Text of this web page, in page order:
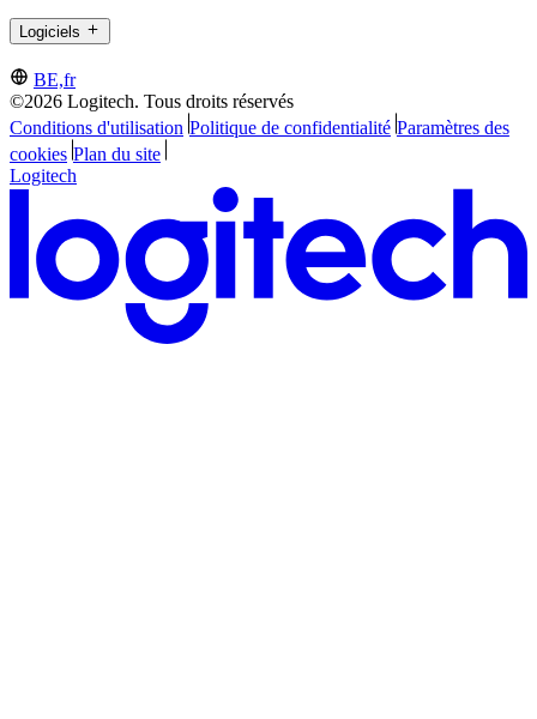
Logiciels
BE,fr
©2026 Logitech. Tous droits réservés
Conditions d'utilisation Politique de confidentialité Paramètres des
cookies Plan du site
Logitech